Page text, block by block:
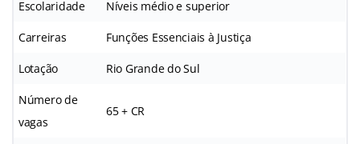
Escolaridade Níveis médio e superior
Carreiras Funções Essenciais à Justiça
Lotação Rio Grande do Sul
Número de
vagas
65 + CR